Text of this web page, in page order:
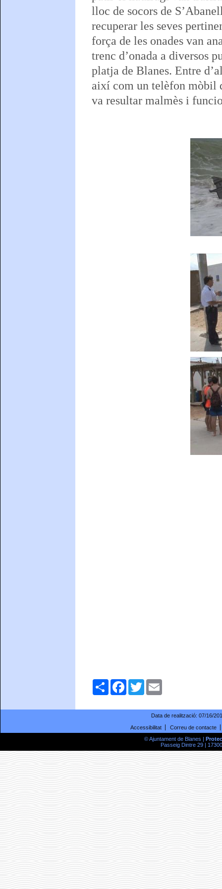
lloc de socors de
recuperar les seves
força de les onades van
trenc d’onada a diversos
platja de Blanes. Entre
així com un telèfon mòbil
va resultar malmès i
ComparteixFacebookTwitter
Data de realització: 07/16/
Accessibilitat
Correu de contacte
© Ajuntament de Blanes |
Passeig Dintre 29 |